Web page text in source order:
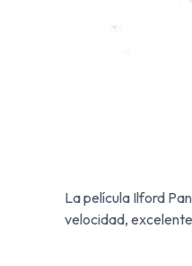
La película Ilford
velocidad,